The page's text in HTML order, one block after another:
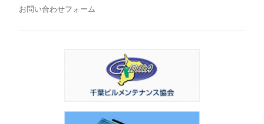
お問い合わせフォーム